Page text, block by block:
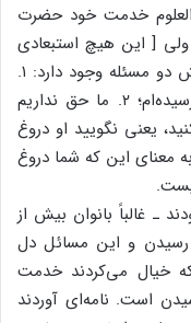
خدمت‌ خود حضرت‌
[ این‌ هیچ‌ استبعادی‌
ندارد، بلکه‌ امکان‌ هم‌ دارد. اما در این‌ بخش‌ دو مسئله‌ وجود دارد: ۱.
فرد حق‌ ندارد بگوید من‌ خدمت‌ حضرت‌ رسیده‌ام‌؛ ۲. ما حق‌ نداریم‌
یعنی‌ نگویید او دروغ‌
معنای‌ این‌ که‌ شما دروغ‌
ـ غالباً بانوان‌ بیش‌ از
و این‌ مسائل‌ دل‌
که‌ خیال‌ می‌کردند خدمت‌
است‌. نامه‌ای‌ آوردند